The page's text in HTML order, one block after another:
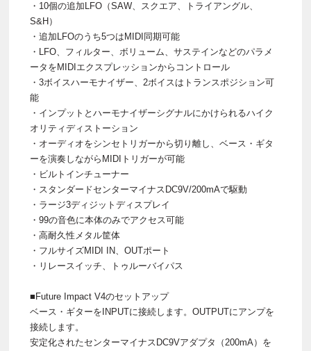
・10個の追加LFO（SAW、スクエア、トライアングル、
S&H）
・追加LFOのうち5つはMIDI同期可能
・LFO、フィルター、ボリューム、サステインなどのパラメ
ータをMIDIエクスプレッションからコントロール
・3ボイスハーモナイザー、2ボイスはトランスポジション可
能
・インプットとハーモナイザーシグナルにかけられるハイク
オリティディストーション
・オーディオをシンセトリガーから切り離し、ベース・ギタ
ーを演奏しながらMIDIトリガーが可能
・ビルトインチューナー
・スタンダードセンターマイナスDC9V/200mAで駆動
・ラージ3ディジットディスプレイ
・99の音色に本体のみでアクセス可能
・高耐久性メタル筐体
・フルサイズMIDI IN、OUTポート
・リレースイッチ、トゥルーバイパス
■Future Impact V4のセットアップ
ベース・ギターをINPUTに接続します。OUTPUTにアンプを
接続します。
安定化されたセンターマイナスDC9Vアダプタ（200mA）を